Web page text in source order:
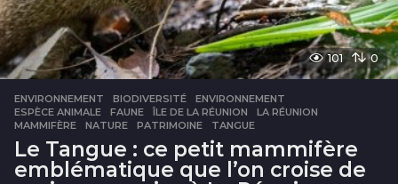
101 0
ENVIRONNEMENT BIODIVERSITÉ ,ENVIRONNEMENT
ESPÈCE ANIMALE
,FAUNE ,ÎLE DE LA RÉUNION ,LA RÉUNION
MAMMIFÈRE
,NATURE ,PATRIMOINE ,TANGUE
Le Tangue : ce petit mammifère
emblématique que l’on croise de